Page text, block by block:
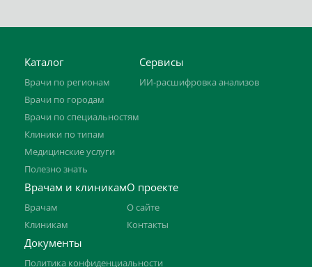
Каталог
Врачи по регионам
Врачи по городам
Врачи по специальностям
Клиники по типам
Медицинские услуги
Полезно знать
Сервисы
ИИ-расшифровка анализов
Врачам и клиникам
Врачам
Клиникам
О проекте
О сайте
Контакты
Документы
Политика конфиденциальности